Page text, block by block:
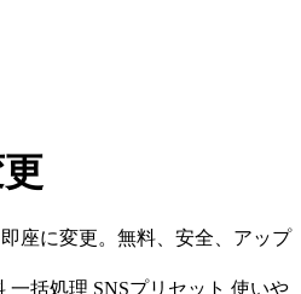
座に変更。無料、安全、アップ
一括処理 SNSプリセット 使いや